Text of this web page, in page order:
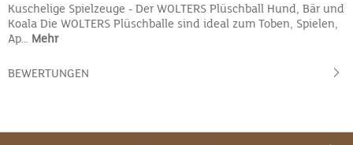
Kuschelige Spielzeuge - Der WOLTERS Plüschball Hund, Bär und
Koala Die WOLTERS Plüschballe sind ideal zum Toben, Spielen,
Ap… Mehr
BEWERTUNGEN